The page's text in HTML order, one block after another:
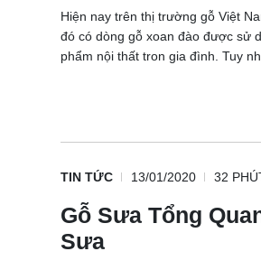
Hiện nay trên thị trường gỗ Việt
đó có dòng gỗ xoan đào được sử
phẩm nội thất tron gia đình. Tuy
TIN TỨC 13/01/2020 32
Gỗ Sưa Tổng
Sưa